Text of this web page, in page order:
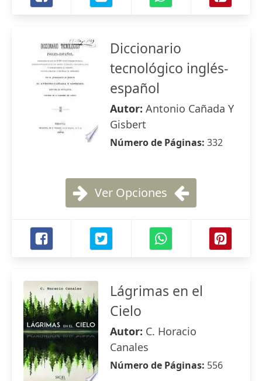
Diccionario
tecnológico inglés-
español
Autor: Antonio Cañada Y
Gisbert
Número de Páginas: 332
Ver Opciones
Lágrimas en el
Cielo
Autor: C. Horacio
Canales
Número de Páginas: 556